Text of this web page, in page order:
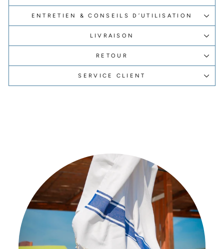
ENTRETIEN & CONSEILS D’UTILISATION
LIVRAISON
RETOUR
SERVICE CLIENT